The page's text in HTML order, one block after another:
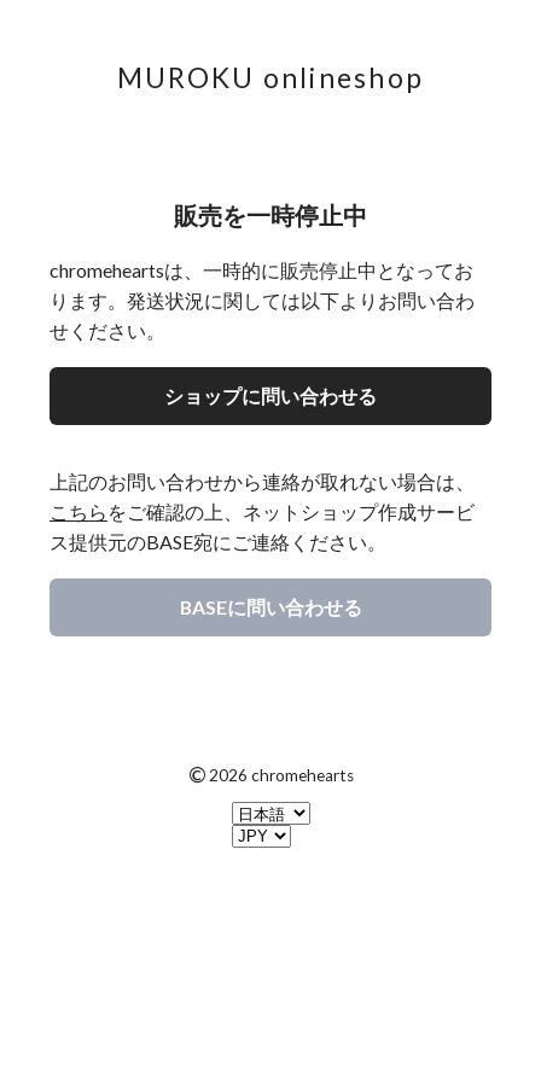
MUROKU onlineshop
販売を一時停止中
chromeheartsは、一時的に販売停止中となってお
ります。発送状況に関しては以下よりお問い合わ
せください。
ショップに問い合わせる
上記のお問い合わせから連絡が取れない場合は、
こちら をご確認の上、ネットショップ作成サービ
ス提供元のBASE宛にご連絡ください。
BASEに問い合わせる
© 2026 chromehearts